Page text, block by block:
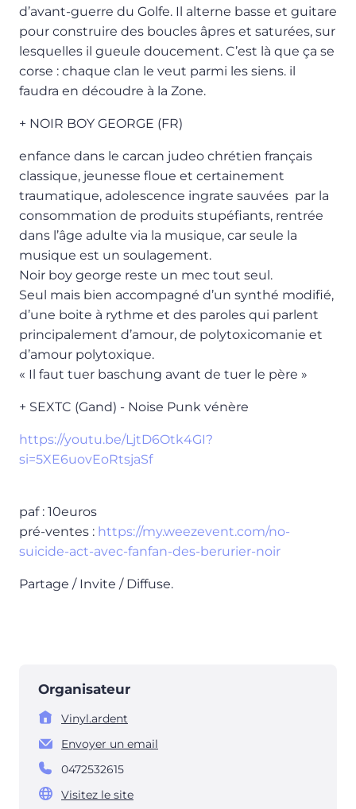
d’avant-guerre du Golfe. Il alterne basse et guitare
pour construire des boucles âpres et saturées, sur
lesquelles il gueule doucement. C’est là que ça se
corse : chaque clan le veut parmi les siens. il
faudra en découdre à la Zone.
+ NOIR BOY GEORGE (FR)
enfance dans le carcan judeo chrétien français
classique, jeunesse floue et certainement
traumatique, adolescence ingrate sauvées par la
consommation de produits stupéfiants, rentrée
dans l’âge adulte via la musique, car seule la
musique est un soulagement.
Noir boy george reste un mec tout seul.
Seul mais bien accompagné d’un synthé modifié,
d’une boite à rythme et des paroles qui parlent
principalement d’amour, de polytoxicomanie et
d’amour polytoxique.
« Il faut tuer baschung avant de tuer le père »
+ SEXTC (Gand) - Noise Punk vénère
https://youtu.be/LjtD6Otk4GI?
si=5XE6uovEoRtsjaSf
paf : 10euros
pré-ventes : https://my.weezevent.com/no-
suicide-act-avec-fanfan-des-berurier-noir
Partage / Invite / Diffuse.
Organisateur
Vinyl.ardent
Envoyer un email
0472532615
Visitez le site